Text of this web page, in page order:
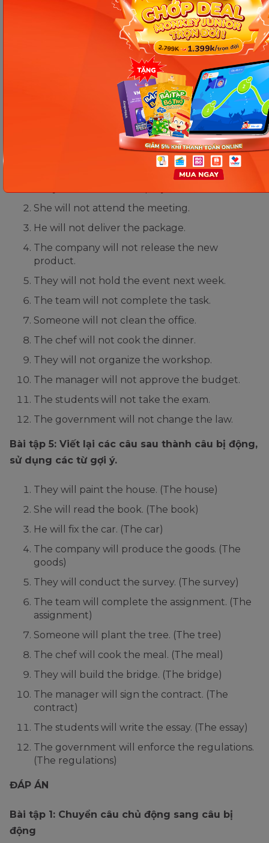
The meal will be prepared by the chef.
The room will be cleaned by the janitor.
The application will be reviewed by the
The policy will be implemented by the
The letter will be sent by the manager.
Bài tập 4: Chuyển các câu phủ định sau đây
She will not attend the meeting.
He will not deliver the package.
The company will not release the new
product.
They will not hold the event next week.
The team will not complete the task.
Someone will not clean the office.
The chef will not cook the dinner.
They will not organize the workshop.
The manager will not approve the budget.
The students will not take the exam.
The government will not change the law.
Bài tập 5: Viết lại các câu sau thành câu bị động,
sử dụng các từ gợi ý.
They will paint the house. (The house)
She will read the book. (The book)
He will fix the car. (The car)
The company will produce the goods. (The
goods)
They will conduct the survey. (The survey)
The team will complete the assignment. (The
assignment)
Someone will plant the tree. (The tree)
The chef will cook the meal. (The meal)
They will build the bridge. (The bridge)
The manager will sign the contract. (The
contract)
The students will write the essay. (The essay)
The government will enforce the regulations.
(The regulations)
ĐÁP ÁN
Bài tập 1: Chuyển câu chủ động sang câu bị
động